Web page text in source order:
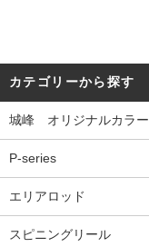
カテゴリーから探す
城峰 オリジナルカラー
P-series
エリアロッド
スピニングリール